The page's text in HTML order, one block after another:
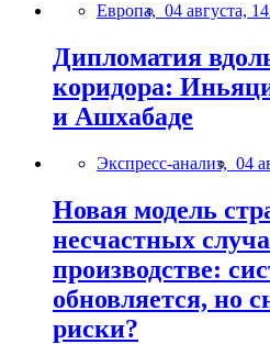
Европа, 04 августа,
Дипломатия
коридора:
и Ашхабаде
Экспресс-анализ, 04
Новая модель
несчастных
производстве:
обновляется, но
риски?